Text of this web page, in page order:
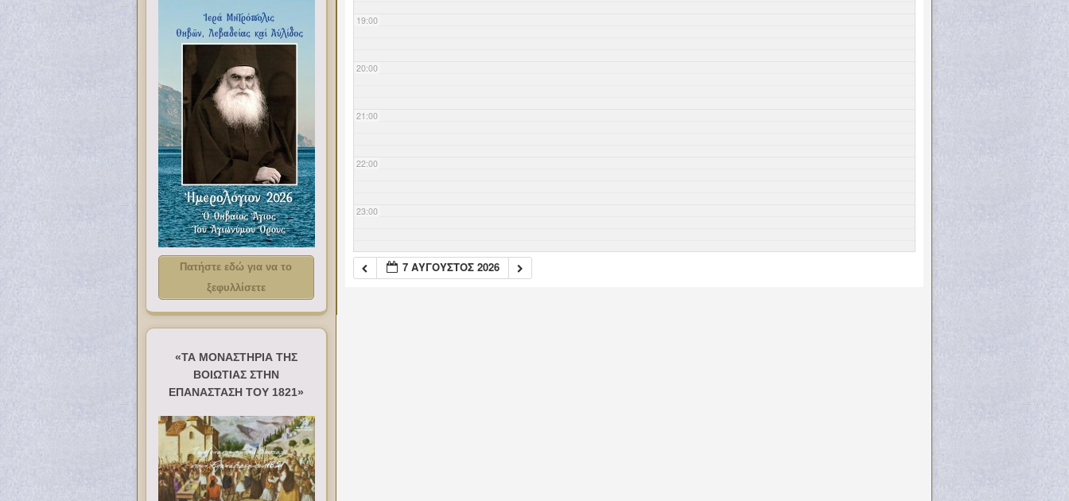
19:00
20:00
21:00
22:00
23:00
7 ΑΎΓΟΥΣΤΟΣ 2026
Πατήστε εδώ για να το
ξεφυλλίσετε
«ΤΑ ΜΟΝΑΣΤΗΡΙΑ ΤΗΣ
ΒΟΙΩΤΙΑΣ ΣΤΗΝ
ΕΠΑΝΑΣΤΑΣΗ ΤΟΥ 1821»